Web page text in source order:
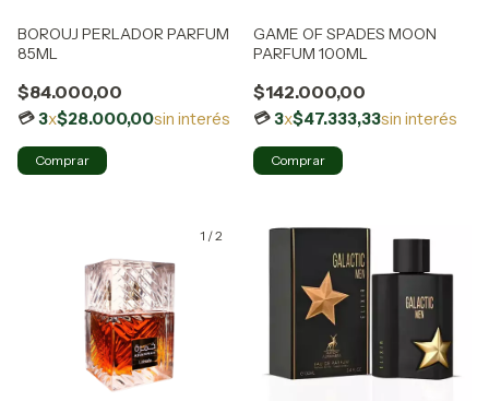
BOROUJ PERLADOR PARFUM
85ML
$84.000,00
3x$28.000,00sin interés
GAME OF SPADES MOON
PARFUM 100ML
$142.000,00
3x$47.333,33sin interés
1 /2